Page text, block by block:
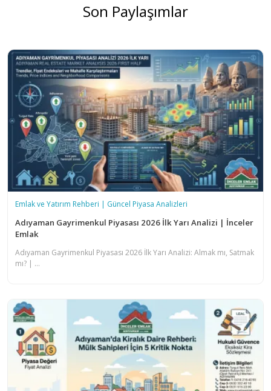
Son Paylaşımlar
Emlak ve Yatırım Rehberi | Güncel Piyasa Analizleri
Adıyaman Gayrimenkul Piyasası 2026 İlk Yarı Analizi | İnceler
Emlak
Adıyaman Gayrimenkul Piyasası 2026 İlk Yarı Analizi: Almak mı, Satmak
mı? | ...